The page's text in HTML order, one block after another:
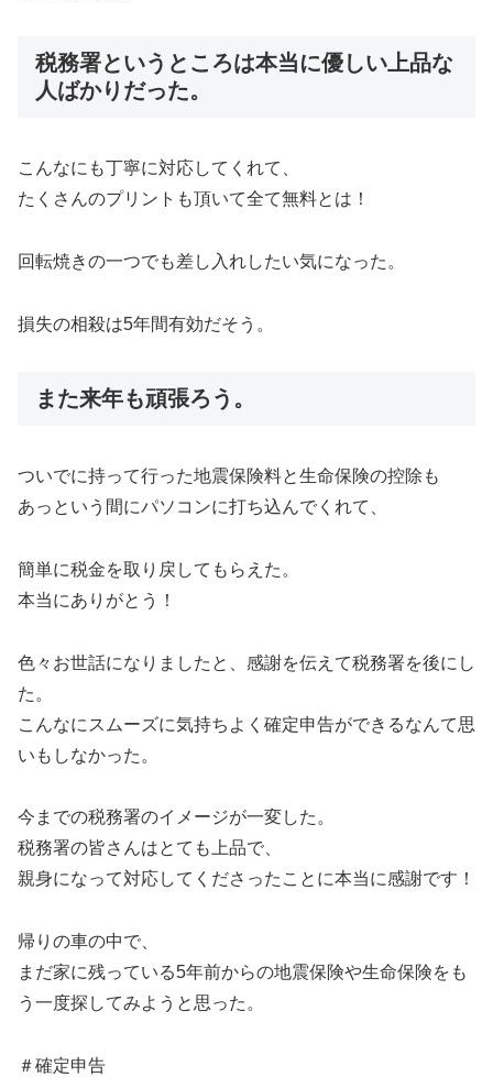
税務署というところは本当に優しい上品な
人ばかりだった。
こんなにも丁寧に対応してくれて、
たくさんのプリントも頂いて全て無料とは！
回転焼きの一つでも差し入れしたい気になった。
損失の相殺は5年間有効だそう。
また来年も頑張ろう。
ついでに持って行った地震保険料と生命保険の控除も
あっという間にパソコンに打ち込んでくれて、
簡単に税金を取り戻してもらえた。
本当にありがとう！
色々お世話になりましたと、感謝を伝えて税務署を後にし
た。
こんなにスムーズに気持ちよく確定申告ができるなんて思
いもしなかった。
今までの税務署のイメージが一変した。
税務署の皆さんはとても上品で、
親身になって対応してくださったことに本当に感謝です！
帰りの車の中で、
まだ家に残っている5年前からの地震保険や生命保険をも
う一度探してみようと思った。
＃確定申告